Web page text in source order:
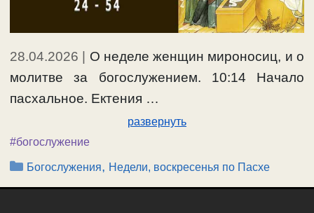
28.04.2026 | О неделе женщин мироносиц, и о
молитве за богослужением. 10:14 Начало
пасхальное. Ектения …
развернуть
#богослужение
Рубрики
Богослужения, Недели, воскресенья по Пасхе